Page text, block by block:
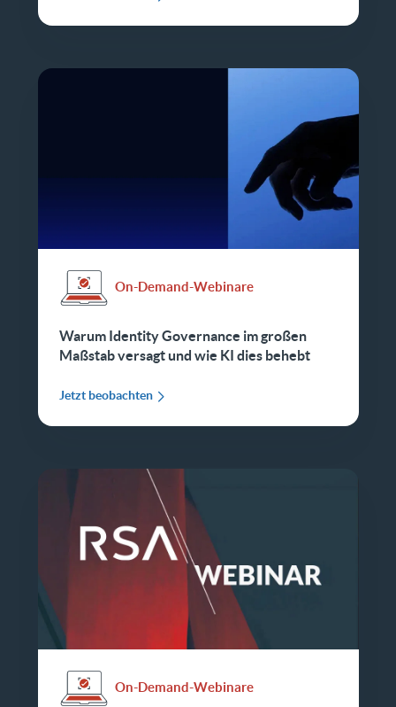
On-Demand-Webinare
Warum Identity Governance im großen
Maßstab versagt und wie KI dies behebt
Jetzt beobachten
On-Demand-Webinare